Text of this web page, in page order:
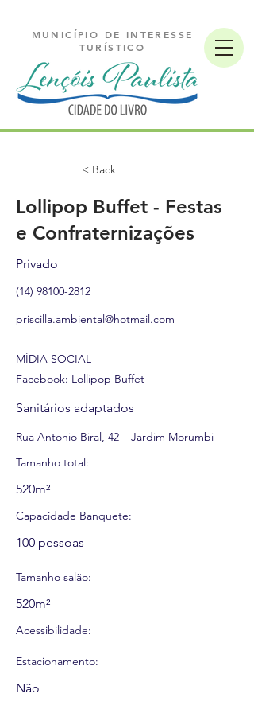
MUNICÍPIO DE INTERESSE
TURÍSTICO
< Back
Lollipop Buffet - Festas
e Confraternizações
Privado
(14) 98100-2812
priscilla.ambiental@hotmail.com
MÍDIA SOCIAL
Facebook: Lollipop Buffet
Sanitários adaptados
Rua Antonio Biral, 42 – Jardim Morumbi
Tamanho total:
520m²
Capacidade Banquete:
100 pessoas
Tamanho salão:
520m²
Acessibilidade:
Estacionamento:
Não